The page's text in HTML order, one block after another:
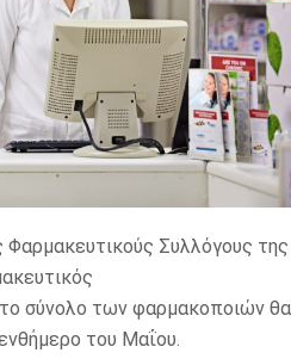
Συλλόγους της
σύνολο των φαρμακοποιών θα
του Μαΐου.